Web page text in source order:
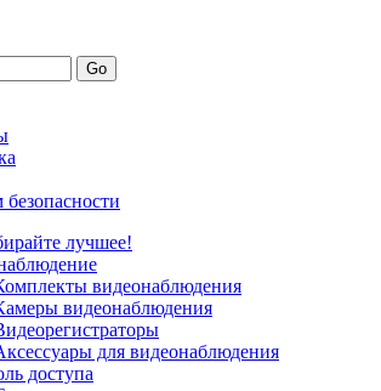
Go
лучшее!
видеонаблюдения
видеонаблюдения
для видеонаблюдения
доступа